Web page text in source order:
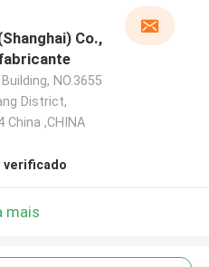
Co.,
NO.3655
District,
China ,CHINA
verificado
mais